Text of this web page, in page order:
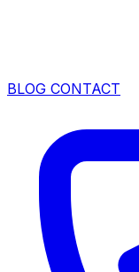
BLOG CONTACT